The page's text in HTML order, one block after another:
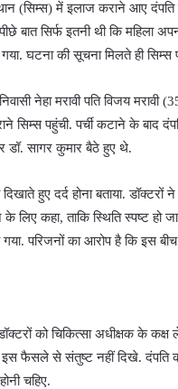
(सिम्स) में इलाज कराने आए
बात सिर्फ इतनी थी कि
घटना की सूचना मिलते ही सिम्स
नेहा मरावी पति विजय
सिम्स पहुंची. पर्ची कटाने के बाद
डॉ. सागर कुमार बैठे हुए थे.
हुए दर्द होना बताया.
कहा, ताकि स्थिति स्पष्ट हो
परिजनों का आरोप है कि इस
को चिकित्सा अधीक्षक के
फैसले से संतुष्ट नहीं दिखे. दंपति
चहिए.